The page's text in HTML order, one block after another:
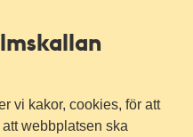
vi kakor, cookies, för att
webbplatsen ska